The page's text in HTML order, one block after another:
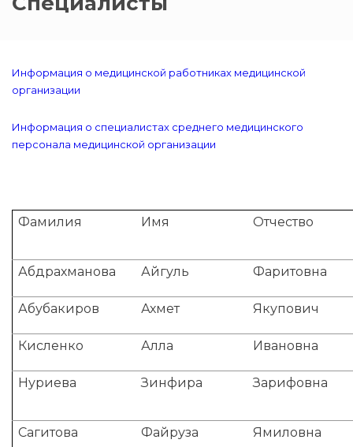
Информация о медицинской работниках медицинской
организации
Информация о специалистах среднего медицинского
персонала медицинской организации
Фамилия Имя Отчество
Абдрахманова Айгуль Фаритовна
Абубакиров Ахмет Якупович
Кисленко Алла Ивановна
Нуриева Зинфира Зарифовна
Сагитова Файруза Ямиловна